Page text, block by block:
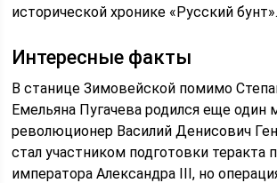
исторической хронике «Русский бунт».
Интересные факты
В станице Зимовейской помимо
Емельяна Пугачева родился еще один
революционер Василий Денисович
стал участником подготовки теракта
императора Александра III, но